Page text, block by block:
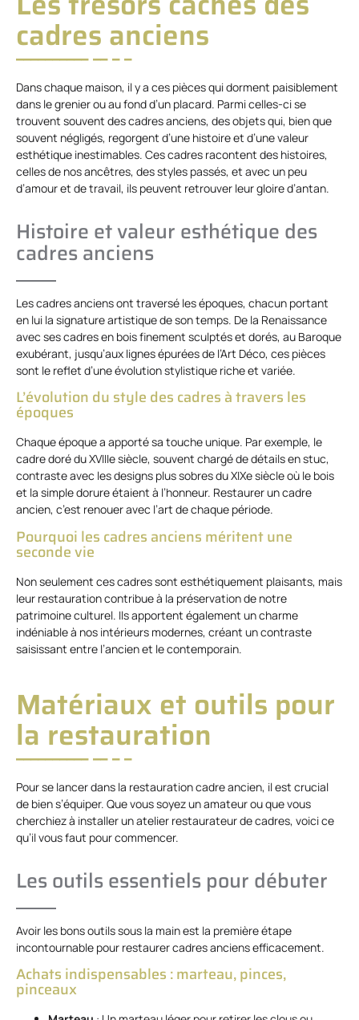
cadres anciens
Dans chaque maison, il y a ces pièces qui dorment paisiblement
dans le grenier ou au fond d’un placard. Parmi celles-ci se
trouvent souvent des cadres anciens, des objets qui, bien que
souvent négligés, regorgent d’une histoire et d’une valeur
esthétique inestimables. Ces cadres racontent des histoires,
celles de nos ancêtres, des styles passés, et avec un peu
d’amour et de travail, ils peuvent retrouver leur gloire d’antan.
Histoire et valeur esthétique des
cadres anciens
Les cadres anciens ont traversé les époques, chacun portant
en lui la signature artistique de son temps. De la Renaissance
avec ses cadres en bois finement sculptés et dorés, au Baroque
exubérant, jusqu’aux lignes épurées de l’Art Déco, ces pièces
sont le reflet d’une évolution stylistique riche et variée.
L’évolution du style des cadres à travers les
époques
Chaque époque a apporté sa touche unique. Par exemple, le
cadre doré du XVIIIe siècle, souvent chargé de détails en stuc,
contraste avec les designs plus sobres du XIXe siècle où le bois
et la simple dorure étaient à l’honneur. Restaurer un cadre
ancien, c’est renouer avec l’art de chaque période.
Pourquoi les cadres anciens méritent une
seconde vie
Non seulement ces cadres sont esthétiquement plaisants, mais
leur restauration contribue à la préservation de notre
patrimoine culturel. Ils apportent également un charme
indéniable à nos intérieurs modernes, créant un contraste
saisissant entre l’ancien et le contemporain.
Matériaux et outils pour
la restauration
Pour se lancer dans la restauration cadre ancien, il est crucial
de bien s’équiper. Que vous soyez un amateur ou que vous
cherchiez à installer un atelier restaurateur de cadres, voici ce
qu’il vous faut pour commencer.
Les outils essentiels pour débuter
Avoir les bons outils sous la main est la première étape
incontournable pour restaurer cadres anciens efficacement.
Achats indispensables : marteau, pinces,
pinceaux